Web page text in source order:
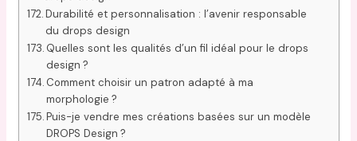
Durabilité et personnalisation : l’avenir responsable
du drops design
Quelles sont les qualités d’un fil idéal pour le drops
design ?
Comment choisir un patron adapté à ma
morphologie ?
Puis-je vendre mes créations basées sur un modèle
DROPS Design ?